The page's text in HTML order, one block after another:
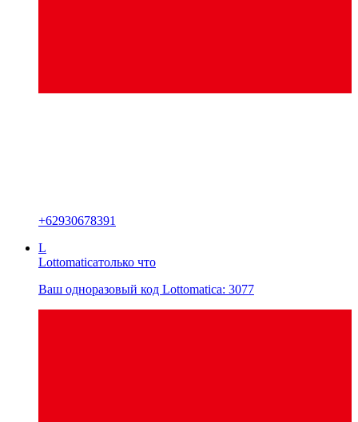
+62930678391
L
Lottomaticaтолько что
Ваш одноразовый код Lottomatica: 3077